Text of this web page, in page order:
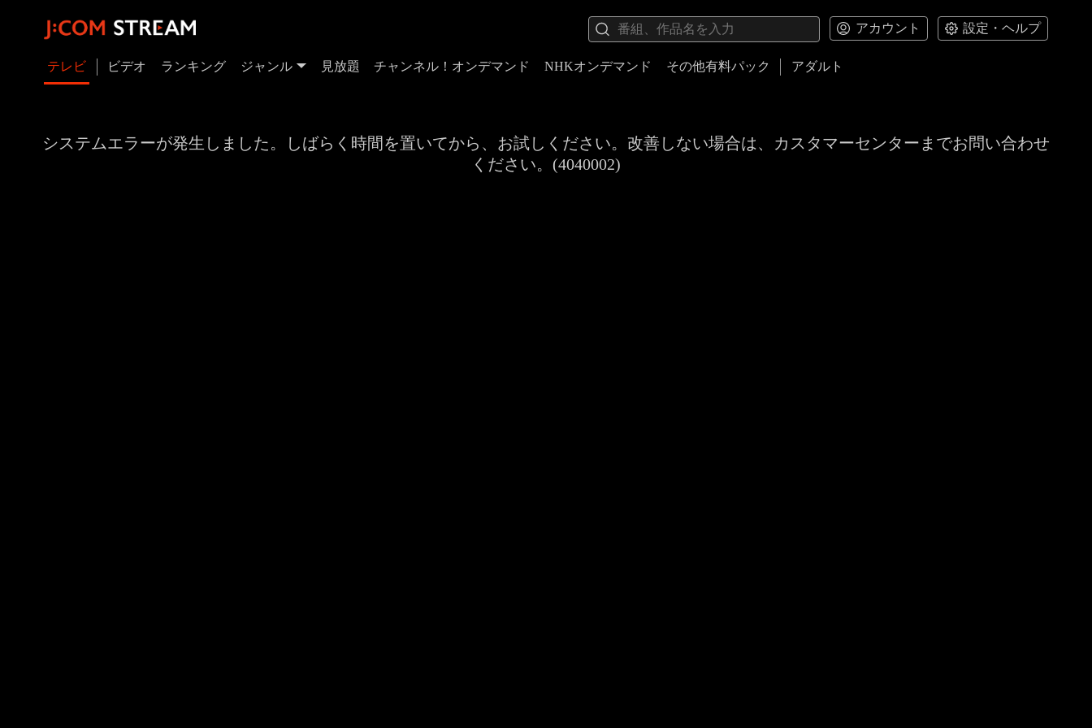
アカウント 設定・ヘルプ
テレビ ビデオ ランキング ジャンル 見放題 チャンネル！オンデマンド NHKオンデマンド その他有料パック アダルト
システムエラーが発生しました。しばらく時間を置いてから、お試しください。改善しない場合は、カスタマーセンターまでお問い合わせ
ください。(4040002)